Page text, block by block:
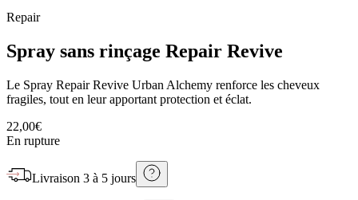
Repair
Spray sans rinçage Repair Revive
Le Spray Repair Revive Urban Alchemy renforce les cheveux
fragiles, tout en leur apportant protection et éclat.
22,00€
En rupture
Livraison 3 à 5 jours